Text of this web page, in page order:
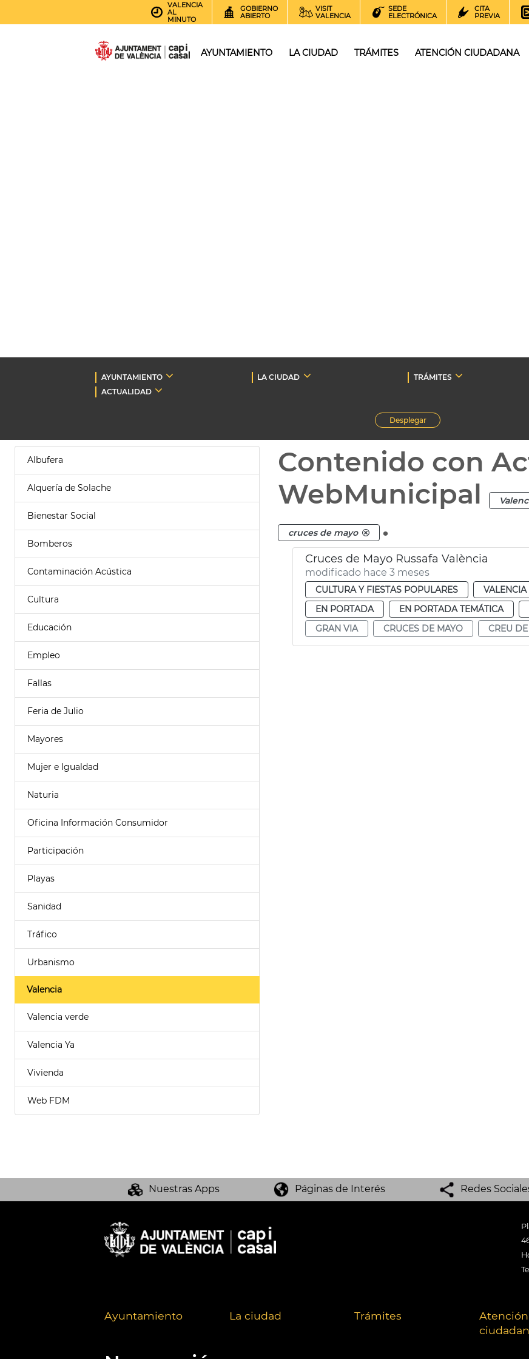
VALENCIA
AL
MINUTO
GOBIERNO
ABIERTO
VISIT
VALENCIA
SEDE
ELECTRÓNICA
CITA
PREVIA
AYUNTAMIENTO LA CIUDAD TRÁMITES ATENCIÓN CIUDADANA
AYUNTAMIENTO LA CIUDAD TRÁMITES
ACTUALIDAD
Desplegar
Albufera
Alquería de Solache
Bienestar Social
Bomberos
Contaminación Acústica
Cultura
Educación
Empleo
Fallas
Feria de Julio
Mayores
Mujer e Igualdad
Naturia
Oficina Información Consumidor
Participación
Playas
Sanidad
Tráfico
Urbanismo
Valencia
Valencia verde
Valencia Ya
Vivienda
Web FDM
Contenido con
WebMunicipal
cruces de mayo .
Cruces de Mayo Russafa València
modificado hace 3 meses
CULTURA Y FIESTAS POPULARES VALENCIA
EN PORTADA
EN PORTADA TEMÁTICA
GRAN VIA
CRUCES DE MAYO CREU
Nuestras Apps Páginas de Interés Redes
Ayuntamiento La ciudad Trámites
Atención